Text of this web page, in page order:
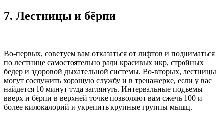
7. Лестницы и бёрпи
Во-первых, советуем вам отказаться от лифтов и подниматься
по лестнице самостоятельно ради красивых икр, стройных
бедер и здоровой дыхательной системы. Во-вторых, лестницы
могут сослужить хорошую службу и в тренажерке, если у вас
найдется 10 минут туда заглянуть. Интервальные подъемы
вверх и бёрпи в верхней точке позволяют вам сжечь 100 и
более килокалорий и укрепить крупные группы мышц.